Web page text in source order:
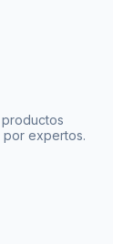
expertos.